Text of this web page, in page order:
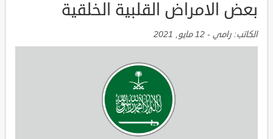
بعض الامراض القلبية الخلقية
الكاتب: رامي - 12 مايو, 2021